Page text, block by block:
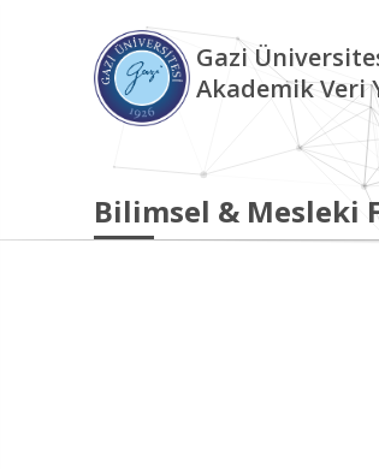
Gazi
Akademik Veri
Bilimsel & Mesleki